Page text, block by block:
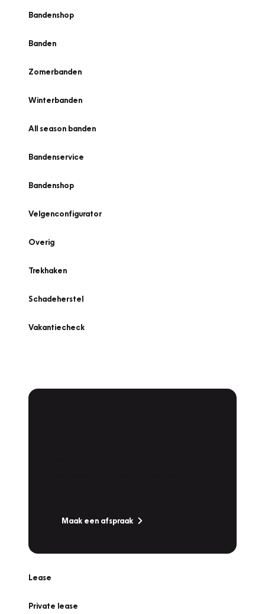
Bandenshop
Banden
Zomerbanden
Winterbanden
All season banden
Bandenservice
Bandenshop
Velgenconfigurator
Overig
Trekhaken
Schadeherstel
Vakantiecheck
Maak een afspraak
Lease
Private lease